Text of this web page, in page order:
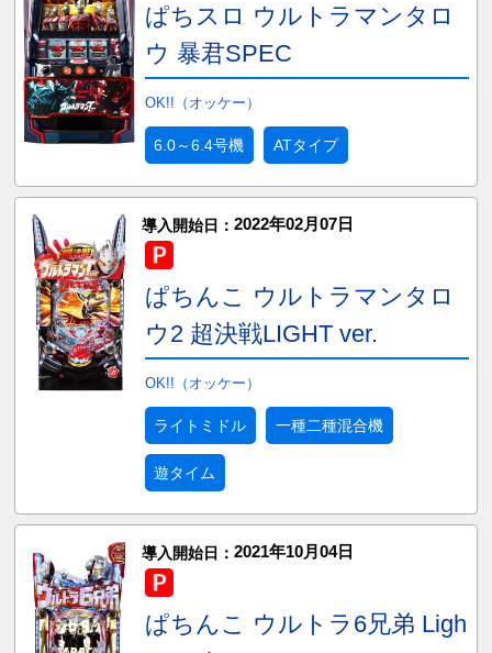
ぱちスロ ウルトラマンタロ
ウ 暴君SPEC
OK!!（オッケー）
6.0～6.4号機 ATタイプ
導入開始日： 2022年02月07日
ぱちんこ ウルトラマンタロ
ウ2 超決戦LIGHT ver.
OK!!（オッケー）
ライトミドル 一種二種混合機
遊タイム
導入開始日： 2021年10月04日
ぱちんこ ウルトラ6兄弟 Ligh